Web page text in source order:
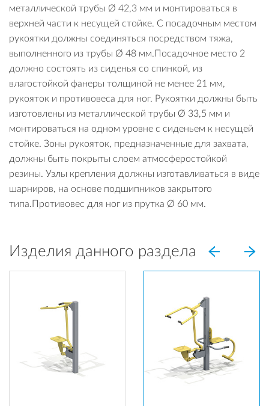
металлической трубы Ø 42,3 мм и монтироваться в
верхней части к несущей стойке. С посадочным местом
рукоятки должны соединяться посредством тяжа,
выполненного из трубы Ø 48 мм.Посадочное место 2
должно состоять из сиденья со спинкой, из
влагостойкой фанеры толщиной не менее 21 мм,
рукояток и противовеса для ног. Рукоятки должны быть
изготовлены из металлической трубы Ø 33,5 мм и
монтироваться на одном уровне с сиденьем к несущей
стойке. Зоны рукояток, предназначенные для захвата,
должны быть покрыты слоем атмосферостойкой
резины. Узлы крепления должны изготавливаться в виде
шарниров, на основе подшипников закрытого
типа.Противовес для ног из прутка Ø 60 мм.
Изделия данного раздела